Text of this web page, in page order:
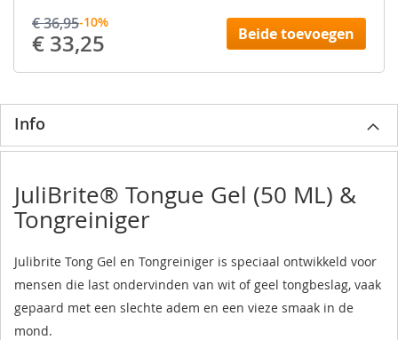
€ 36,95-10%
€ 33,25 Beide toevoegen
Info
JuliBrite®️ Tongue Gel (50 ML) &
Tongreiniger
Julibrite Tong Gel en Tongreiniger is speciaal ontwikkeld voor
mensen die last ondervinden van wit of geel tongbeslag, vaak
gepaard met een slechte adem en een vieze smaak in de
mond.